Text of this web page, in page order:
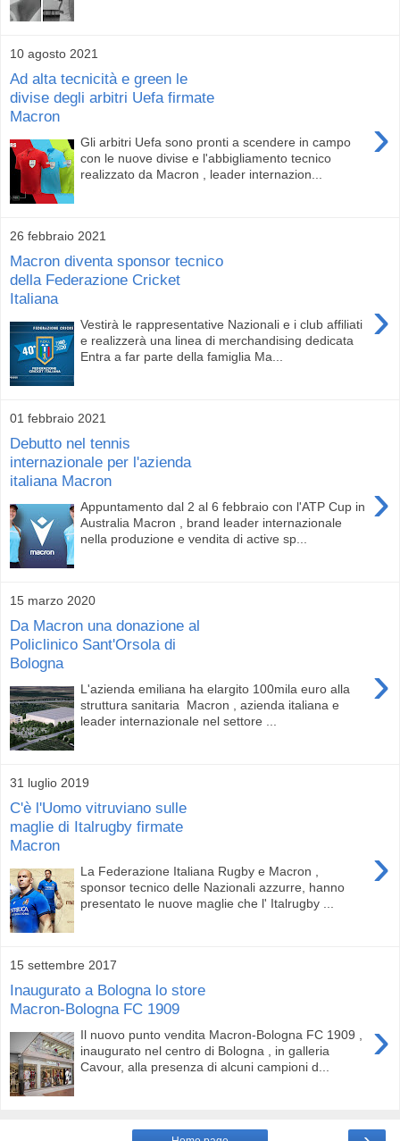
10 agosto 2021
Ad alta tecnicità e green le
divise degli arbitri Uefa firmate
Macron
›
Gli arbitri Uefa sono pronti a scendere in campo
con le nuove divise e l'abbigliamento tecnico
realizzato da Macron , leader internazion...
26 febbraio 2021
Macron diventa sponsor tecnico
della Federazione Cricket
Italiana
›
Vestirà le rappresentative Nazionali e i club affiliati
e realizzerà una linea di merchandising dedicata
Entra a far parte della famiglia Ma...
01 febbraio 2021
Debutto nel tennis
internazionale per l'azienda
italiana Macron
›
Appuntamento dal 2 al 6 febbraio con l'ATP Cup in
Australia Macron , brand leader internazionale
nella produzione e vendita di active sp...
15 marzo 2020
Da Macron una donazione al
Policlinico Sant'Orsola di
Bologna
›
L'azienda emiliana ha elargito 100mila euro alla
struttura sanitaria Macron , azienda italiana e
leader internazionale nel settore ...
31 luglio 2019
C'è l'Uomo vitruviano sulle
maglie di Italrugby firmate
Macron
›
La Federazione Italiana Rugby e Macron ,
sponsor tecnico delle Nazionali azzurre, hanno
presentato le nuove maglie che l' Italrugby ...
15 settembre 2017
Inaugurato a Bologna lo store
Macron-Bologna FC 1909
›
Il nuovo punto vendita Macron-Bologna FC 1909 ,
inaugurato nel centro di Bologna , in galleria
Cavour, alla presenza di alcuni campioni d...